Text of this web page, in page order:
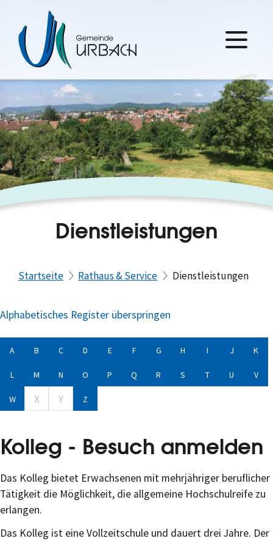
Dienstleistungen
Startseite Rathaus & Service Dienstleistungen
Alphabetisches Register überspringen
A B C D E F G H I J K
L M N O P Q R S T U V
W X Y Z
Kolleg - Besuch anmelden
Das Kolleg bietet Erwachsenen mit mehrjähriger beruflicher
Tätigkeit die Möglichkeit, die allgemeine Hochschulreife zu
erlangen.
Das Kolleg ist eine Vollzeitschule und dauert drei Jahre. Der